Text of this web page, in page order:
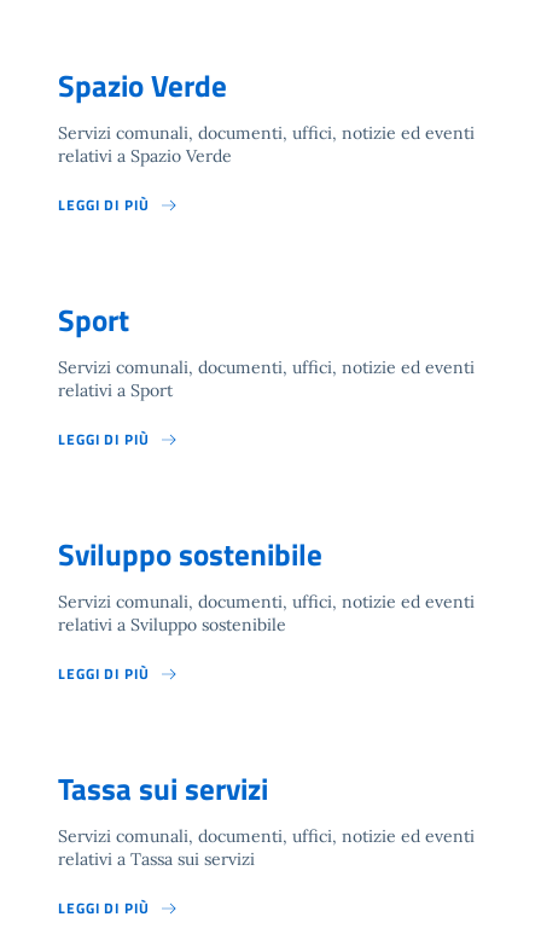
Spazio Verde
Servizi comunali, documenti, uffici, notizie ed eventi
relativi a Spazio Verde
LEGGI DI PIÙ
Sport
Servizi comunali, documenti, uffici, notizie ed eventi
relativi a Sport
LEGGI DI PIÙ
Sviluppo sostenibile
Servizi comunali, documenti, uffici, notizie ed eventi
relativi a Sviluppo sostenibile
LEGGI DI PIÙ
Tassa sui servizi
Servizi comunali, documenti, uffici, notizie ed eventi
relativi a Tassa sui servizi
LEGGI DI PIÙ